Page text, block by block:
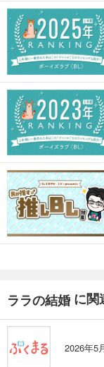
ララの結婚 に関
2026年5